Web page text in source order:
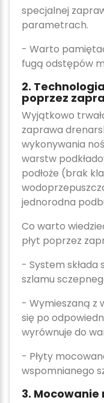
specjalnej
parametrach.
- Warto
fugą odstępów
2.
poprzez
Wyjątkowo
zaprawa
wykonywania
warstw
podłoże (brak
jednorodna
Co warto
płyt poprzez
- System składa
szlamu
- Wymieszaną z
się po
wyrównuje do
- Płyty
wspomnianego
3.